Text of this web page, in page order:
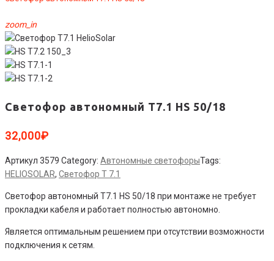
zoom_in
Светофор автономный Т7.1 HS 50/18
32,000₽
Артикул 3579 Category: Автономные светофорыTags:
HELIOSOLAR, Светофор Т 7.1
Светофор автономный Т7.1 HS 50/18 при монтаже не требует
прокладки кабеля и работает полностью автономно.
Является оптимальным решением при отсутствии возможности
подключения к сетям.